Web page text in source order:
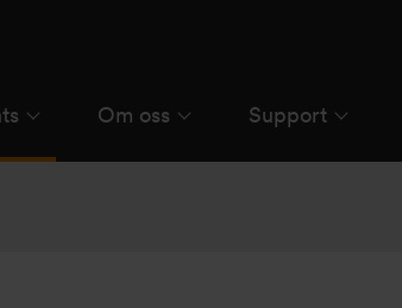
Om oss Support